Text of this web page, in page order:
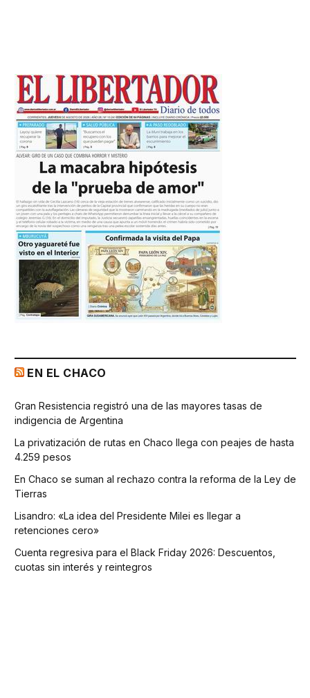
EN EL CHACO
Gran Resistencia registró una de las mayores tasas de
indigencia de Argentina
La privatización de rutas en Chaco llega con peajes de hasta
4.259 pesos
En Chaco se suman al rechazo contra la reforma de la Ley de
Tierras
Lisandro: «La idea del Presidente Milei es llegar a
retenciones cero»
Cuenta regresiva para el Black Friday 2026: Descuentos,
cuotas sin interés y reintegros